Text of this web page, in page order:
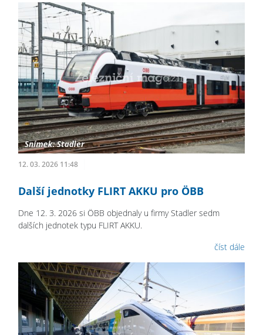
12. 03. 2026 11:48
Další jednotky FLIRT AKKU pro ÖBB
Dne 12. 3. 2026 si ÖBB objednaly u firmy Stadler sedm
dalších jednotek typu FLIRT AKKU.
číst dále